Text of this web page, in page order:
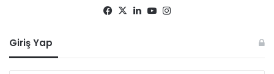
Facebook
X LinkedInYouTube
Giriş Yap